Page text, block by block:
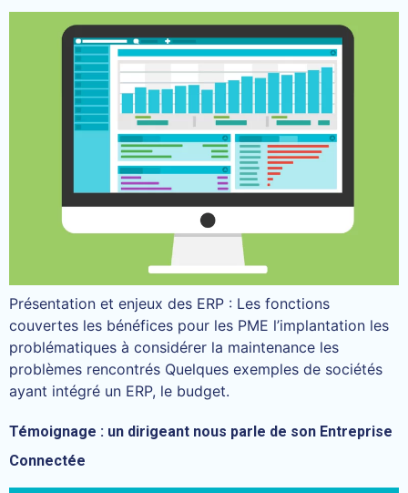
Présentation et enjeux des ERP : Les fonctions
couvertes les bénéfices pour les PME l’implantation les
problématiques à considérer la maintenance les
problèmes rencontrés Quelques exemples de sociétés
ayant intégré un ERP, le budget.
Témoignage : un dirigeant nous parle de son Entreprise
Connectée